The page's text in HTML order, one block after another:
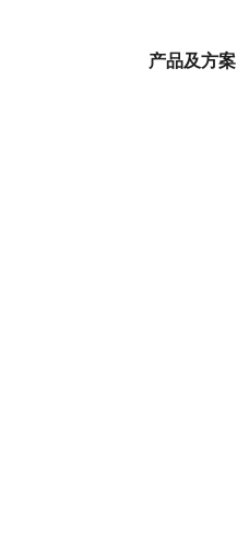
产品及方案